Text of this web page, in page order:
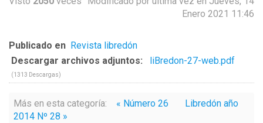
Enero 2021 11:46
Publicado en Revista libredón
Descargar archivos adjuntos:
liBredon-27-web.pdf
(1313 Descargas)
Más en esta categoría: « Número 26
Libredón año
2014 Nº 28 »